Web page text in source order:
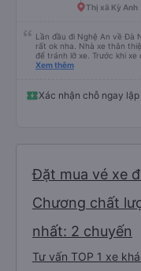
Thị xã Kỳ Anh
Lần đầu đi Nghệ An về Đà
rất ok nha. Nhà xe thân thiện, tổng đài gọi xác nhận và nhắc nhở lịch chạy
để tránh lỡ xe. Trước khi xe
tin về biển số xe và số điện
thời gian dự kiến. 10 điểm, lần sau có nhu cầu sẽ chọn nhà xe này để đi Vinh
<-> Đà Nẵng
Xem thêm
Xác nhận chỗ ngay
Đặt mua vé xe
Chương chất
nhất: 2 chuyến
Tư vấn TOP 1 xe